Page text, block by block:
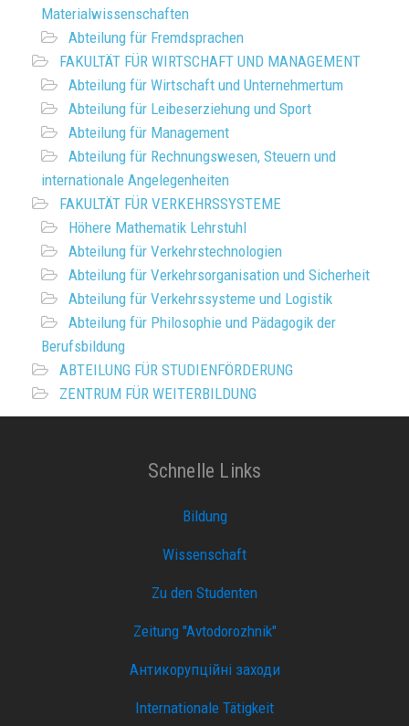
Materialwissenschaften
Abteilung für Fremdsprachen
FAKULTÄT FÜR WIRTSCHAFT UND MANAGEMENT
Abteilung für Wirtschaft und Unternehmertum
Abteilung für Leibeserziehung und Sport
Abteilung für Management
Abteilung für Rechnungswesen, Steuern und
internationale Angelegenheiten
FAKULTÄT FÜR VERKEHRSSYSTEME
Höhere Mathematik Lehrstuhl
Abteilung für Verkehrstechnologien
Abteilung für Verkehrsorganisation und Sicherheit
Abteilung für Verkehrssysteme und Logistik
Abteilung für Philosophie und Pädagogik der
Berufsbildung
ABTEILUNG FÜR STUDIENFÖRDERUNG
ZENTRUM FÜR WEITERBILDUNG
Schnelle Links
Bildung
Wissenschaft
Zu den Studenten
Zeitung "Avtodorozhnik"
Антикорупційні заходи
Internationale Tätigkeit